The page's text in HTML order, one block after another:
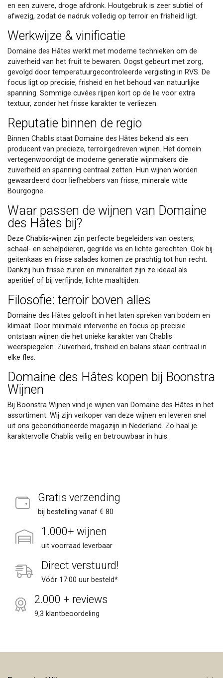
en een zuivere, droge afdronk. Houtgebruik is zeer subtiel of
afwezig, zodat de nadruk volledig op terroir en frisheid ligt.
Werkwijze & vinificatie
Domaine des Hâtes werkt met moderne technieken om de
zuiverheid van het fruit te bewaren. Oogst gebeurt met zorg,
gevolgd door temperatuurgecontroleerde vergisting in RVS. De
focus ligt op precisie, frisheid en het behoud van natuurlijke
spanning. Sommige cuvées rijpen kort op de lie voor extra
textuur, zonder het frisse karakter te verliezen.
Reputatie binnen de regio
Binnen Chablis staat Domaine des Hâtes bekend als een
producent van precieze, terroirgedreven wijnen. Het domein
vertegenwoordigt de moderne generatie wijnmakers die
zuiverheid en spanning centraal zetten. Hun wijnen worden
gewaardeerd door liefhebbers van frisse, minerale witte
Bourgogne.
Waar passen de wijnen van Domaine
des Hâtes bij?
Deze Chablis-wijnen zijn perfecte begeleiders van oesters,
schaal- en schelpdieren, gegrilde vis en lichte gerechten. Ook bij
geitenkaas en frisse salades komen ze prachtig tot hun recht.
Dankzij hun frisse zuren en mineraliteit zijn ze ideaal als
aperitief of bij verfijnde, lichte maaltijden.
Filosofie: terroir boven alles
Domaine des Hâtes gelooft in het laten spreken van bodem en
klimaat. Door minimale interventie en focus op precisie
ontstaan wijnen die het unieke karakter van Chablis
weerspiegelen. Zuiverheid, frisheid en balans staan centraal in
elke fles.
Domaine des Hâtes kopen bij Boonstra
Wijnen
Bij Boonstra Wijnen vind je wijnen van Domaine des Hâtes in het
assortiment. Wij zijn verkoper van deze wijnen en leveren snel
uit ons geconditioneerde magazijn in Nederland. Zo haal je
karaktervolle Chablis veilig en betrouwbaar in huis.
Gratis verzending
bij bestelling vanaf € 80
1.000+ wijnen
uit voorraad leverbaar
Direct verstuurd!
Vóór 17:00 uur besteld*
2.000 + reviews
9,3 klantbeoordeling